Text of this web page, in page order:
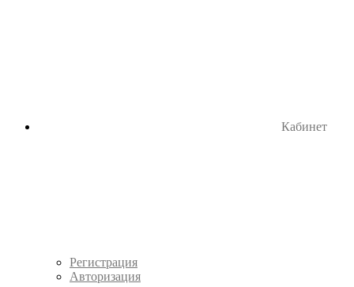
Кабинет
Регистрация
Авторизация